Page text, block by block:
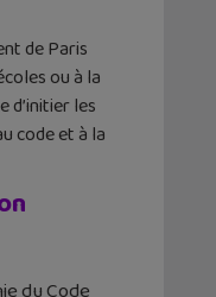
de Paris
ou à la
d’initier les
code et à la